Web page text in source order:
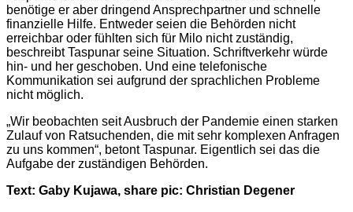
benötige er aber dringend Ansprechpartner und schnelle
finanzielle Hilfe. Entweder seien die Behörden nicht
erreichbar oder fühlten sich für Milo nicht zuständig,
beschreibt Taspunar seine Situation. Schriftverkehr würde
hin- und her geschoben. Und eine telefonische
Kommunikation sei aufgrund der sprachlichen Probleme
nicht möglich.
„Wir beobachten seit Ausbruch der Pandemie einen starken
Zulauf von Ratsuchenden, die mit sehr komplexen Anfragen
zu uns kommen“, betont Taspunar. Eigentlich sei das die
Aufgabe der zuständigen Behörden.
Text: Gaby Kujawa, share pic: Christian Degener